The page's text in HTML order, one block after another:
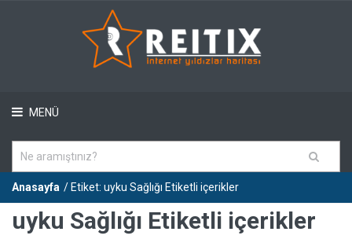
MENÜ
Anasayfa / Etiket: uyku Sağlığı Etiketli içerikler
uyku Sağlığı Etiketli içerikler